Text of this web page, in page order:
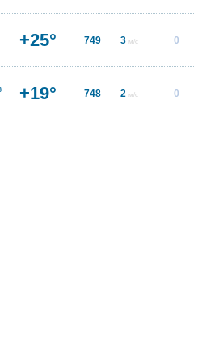
+25° 749 3 м/с 0
+19° 748 2 м/с 0